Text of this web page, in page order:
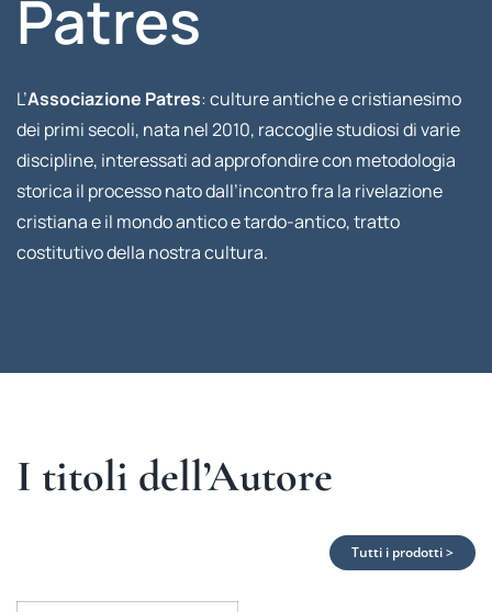
Patres
L’Associazione Patres: culture antiche e cristianesimo
dei primi secoli, nata nel 2010, raccoglie studiosi di varie
discipline, interessati ad approfondire con metodologia
storica il processo nato dall’incontro fra la rivelazione
cristiana e il mondo antico e tardo-antico, tratto
costitutivo della nostra cultura.
I titoli dell’Autore
Tutti i prodotti >